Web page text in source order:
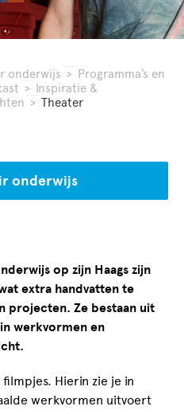
onderwijs > Programma’s en
> Inspiratie &
> Theater
onderwijs
op zijn Haags zijn
extra handvatten te
projecten. Ze bestaan uit
werkvormen en
Hierin zie je in
werkvormen uitvoert